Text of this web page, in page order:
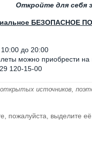
Откройте для себя
БЕЗОПАСНОЕ
10:00 до 20:00
можно приобрести на
120-15-00
источников,
пожалуйста, выделите